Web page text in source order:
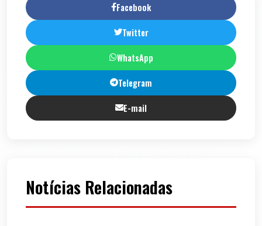
Facebook
Twitter
WhatsApp
Telegram
E-mail
Notícias Relacionadas